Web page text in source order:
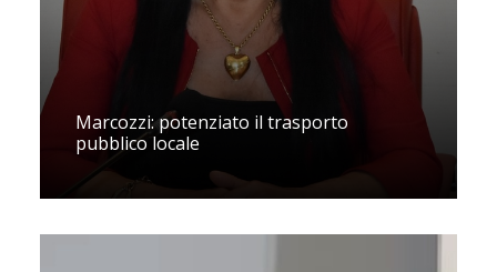
Marcozzi: potenziato il trasporto
pubblico locale